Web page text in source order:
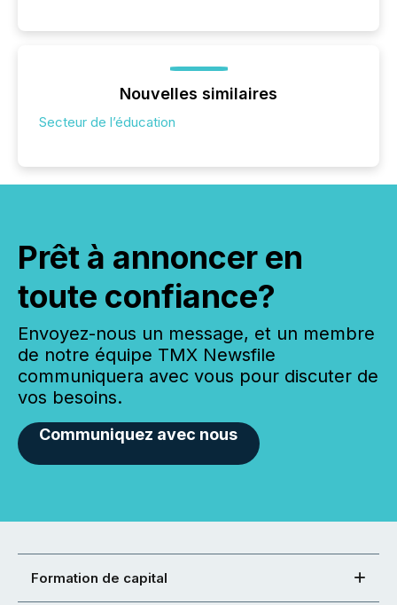
Nouvelles similaires
Secteur de l’éducation
Prêt à annoncer en
toute confiance?
Envoyez-nous un message, et un membre
de notre équipe TMX Newsfile
communiquera avec vous pour discuter de
vos besoins.
Communiquez avec nous
Formation de capital